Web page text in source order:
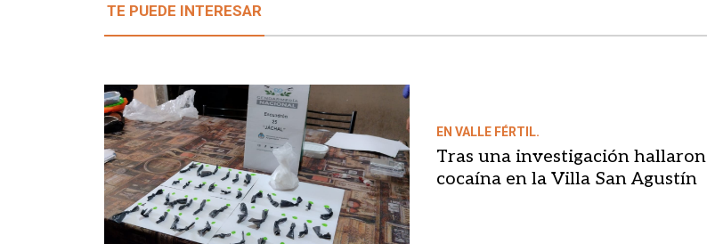
TE PUEDE INTERESAR
EN VALLE FÉRTIL.
Tras una investigación hallaron
cocaína en la Villa San Agustín